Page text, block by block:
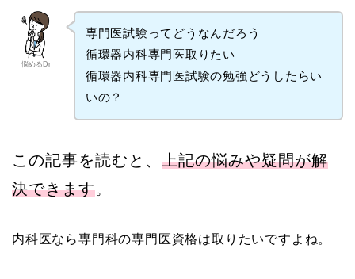
悩めるDr
専門医試験ってどうなんだろう
循環器内科専門医取りたい
循環器内科専門医試験の勉強どうしたらい
いの？
この記事を読むと、 上記の悩みや疑問が解
決できます。
内科医なら専門科の専門医資格は取りたいですよね。